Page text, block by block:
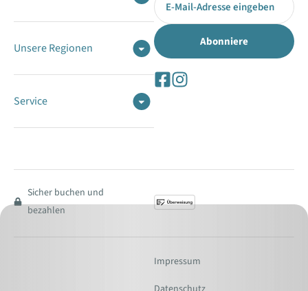
Unsere Regionen
Service
Sicher buchen und
bezahlen
Impressum